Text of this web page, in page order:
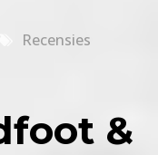
Recensies
&